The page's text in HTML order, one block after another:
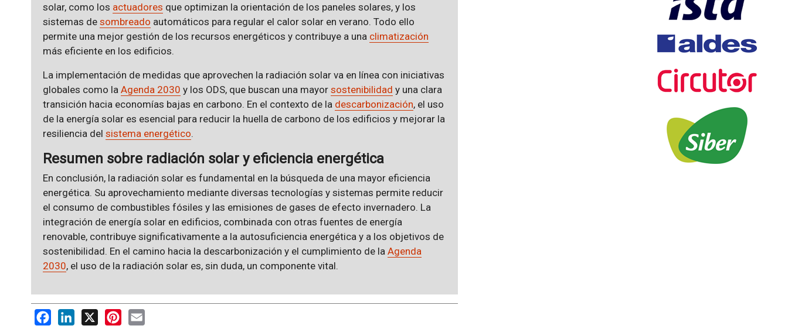
solar, como los actuadores que optimizan la orientación de los paneles solares, y los
sistemas de sombreado automáticos para regular el calor solar en verano. Todo ello
permite una mejor gestión de los recursos energéticos y contribuye a una climatización
más eficiente en los edificios.
La implementación de medidas que aprovechen la radiación solar va en línea con iniciativas
globales como la Agenda 2030 y los ODS, que buscan una mayor sostenibilidad y una clara
transición hacia economías bajas en carbono. En el contexto de la descarbonización, el uso
de la energía solar es esencial para reducir la huella de carbono de los edificios y mejorar la
resiliencia del sistema energético.
Resumen sobre radiación solar y eficiencia energética
En conclusión, la radiación solar es fundamental en la búsqueda de una mayor eficiencia
energética. Su aprovechamiento mediante diversas tecnologías y sistemas permite reducir
el consumo de combustibles fósiles y las emisiones de gases de efecto invernadero. La
integración de energía solar en edificios, combinada con otras fuentes de energía
renovable, contribuye significativamente a la autosuficiencia energética y a los objetivos de
sostenibilidad. En el camino hacia la descarbonización y el cumplimiento de la Agenda
2030, el uso de la radiación solar es, sin duda, un componente vital.
FacebookLinkedIn
X PinterestEmail